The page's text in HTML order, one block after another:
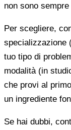
non sono
Per scegliere,
specializzazione
tuo tipo di
modalità (in
che provi al
un ingrediente
Se hai dubbi,